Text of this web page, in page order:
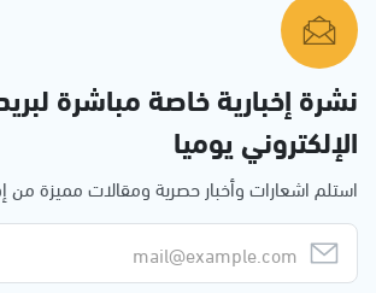
نشرة إخبارية خاصة مباشرة
الإلكتروني يوميا
استلم اشعارات وأخبار حصرية ومقالات مميزة